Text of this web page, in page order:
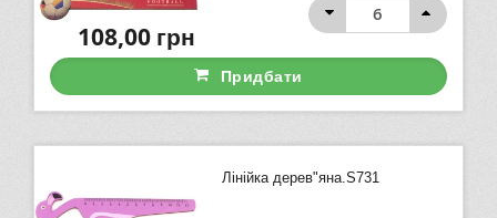
108,00грн
Придбати
Лінійка дерев"яна.S731